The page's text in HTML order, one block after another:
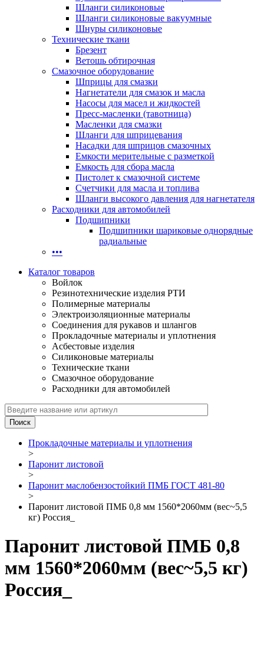
Шланги силиконовые
Шланги силиконовые вакуумные
Шнуры силиконовые
Технические ткани
Брезент
Ветошь обтирочная
Смазочное оборудование
Шприцы для смазки
Нагнетатели для смазок и масла
Насосы для масел и жидкостей
Пресс-масленки (тавотница)
Масленки для смазки
Шланги для шприцевания
Насадки для шприцов смазочных
Емкости мерительные с разметкой
Емкость для сбора масла
Пистолет к смазочной системе
Счетчики для масла и топлива
Шланги высокого давления для нагнетателя
Расходники для автомобилей
Подшипники
Подшипники шариковые однорядные
радиальные
•••
Каталог товаров
Войлок
Резинотехнические изделия РТИ
Полимерные материалы
Электроизоляционные материалы
Соединения для рукавов и шлангов
Прокладочные материалы и уплотнения
Асбестовые изделия
Силиконовые материалы
Технические ткани
Смазочное оборудование
Расходники для автомобилей
Прокладочные материалы и уплотнения
>
Паронит листовой
>
Паронит маслобензостойкий ПМБ ГОСТ 481-80
>
Паронит листовой ПМБ 0,8 мм 1560*2060мм (вес~5,5
кг) Россия_
Паронит листовой ПМБ 0,8
мм 1560*2060мм (вес~5,5 кг)
Россия_